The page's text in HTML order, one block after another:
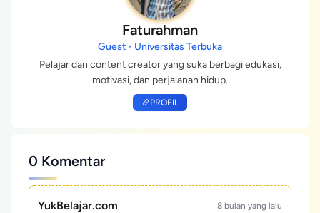
Faturahman
Guest - Universitas Terbuka
Pelajar dan content creator yang suka berbagi edukasi,
motivasi, dan perjalanan hidup.
PROFIL
0 Komentar
YukBelajar.com 8 bulan yang lalu